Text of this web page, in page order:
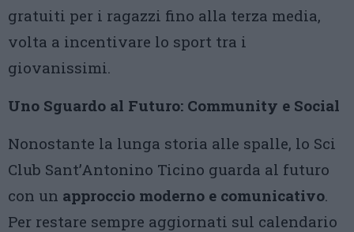
gratuiti per i ragazzi fino alla terza media,
volta a incentivare lo sport tra i
giovanissimi.
Uno Sguardo al Futuro: Community e Social
Nonostante la lunga storia alle spalle, lo Sci
Club Sant’Antonino Ticino guarda al futuro
con un approccio moderno e comunicativo.
Per restare sempre aggiornati sul calendario